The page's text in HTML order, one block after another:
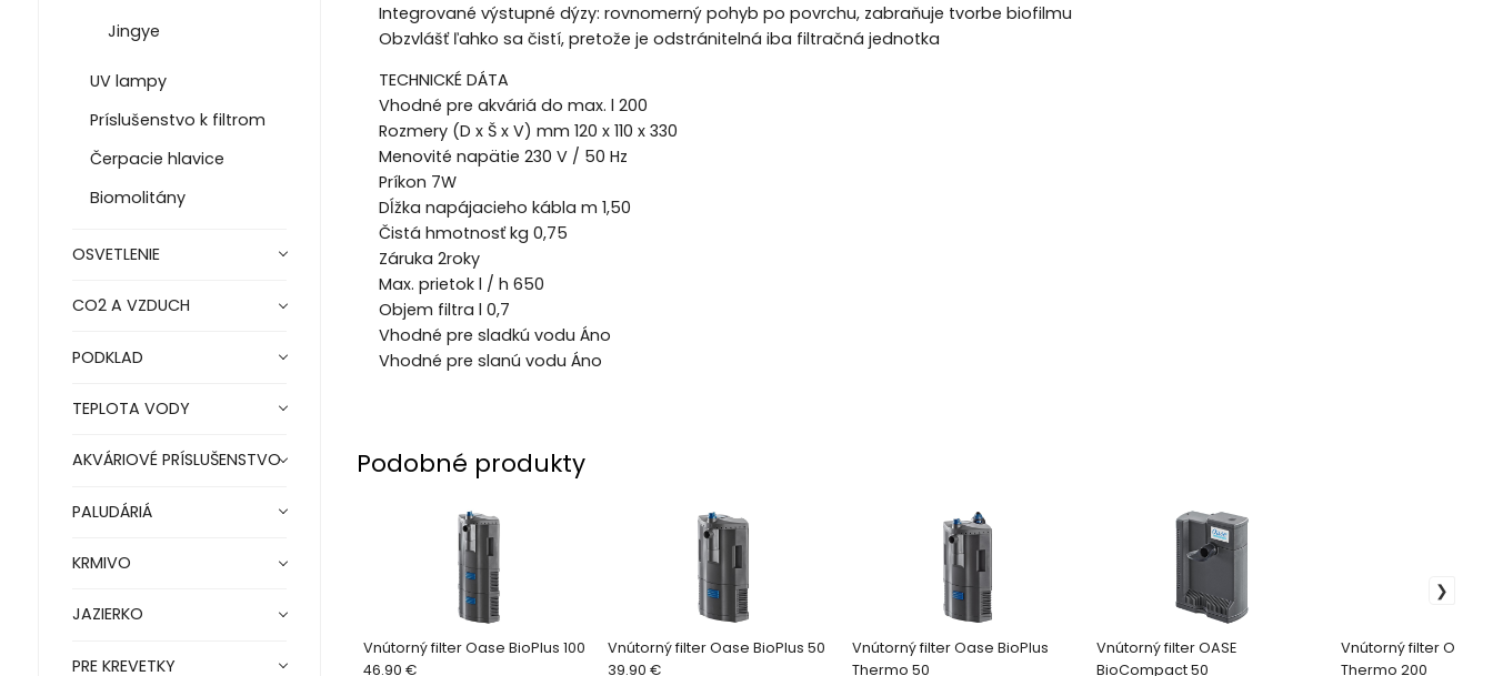
Jingye
UV lampy
Príslušenstvo k filtrom
Čerpacie hlavice
Biomolitány
OSVETLENIE
CO2 A VZDUCH
PODKLAD
TEPLOTA VODY
AKVÁRIOVÉ PRÍSLUŠENSTVO
PALUDÁRIÁ
KRMIVO
JAZIERKO
PRE KREVETKY
Integrované výstupné dýzy: rovnomerný pohyb po povrchu, zabraňuje tvorbe biofilmu
Obzvlášť ľahko sa čistí, pretože je odstránitelná iba filtračná jednotka
TECHNICKÉ DÁTA
Vhodné pre akváriá do max. l 200
Rozmery (D x Š x V) mm 120 x 110 x 330
Menovité napätie 230 V / 50 Hz
Príkon 7W
Dĺžka napájacieho kábla m 1,50
Čistá hmotnosť kg 0,75
Záruka 2roky
Max. prietok l / h 650
Objem filtra l 0,7
Vhodné pre sladkú vodu Áno
Vhodné pre slanú vodu Áno
Podobné produkty
Vnútorný filter Oase BioPlus 100
46.90 €
Vnútorný filter Oase BioPlus 50
39.90 €
Vnútorný filter Oase BioPlus
Thermo 50
Vnútorný filter OASE
BioCompact 50
Vnútorný filter Oase
Thermo 200